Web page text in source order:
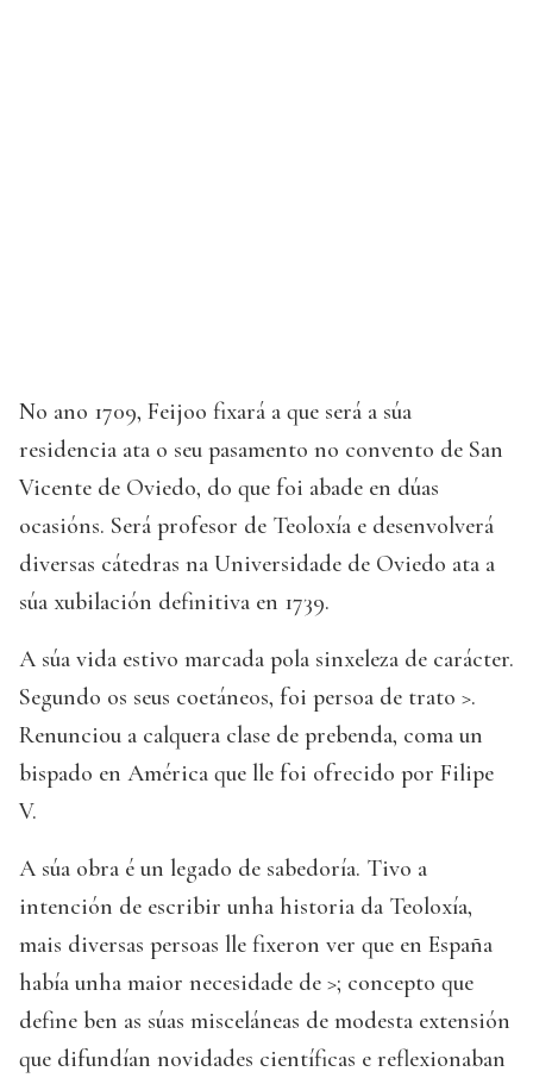
No ano 1709, Feijoo fixará a que será a súa
residencia ata o seu pasamento no convento de San
Vicente de Oviedo, do que foi abade en dúas
ocasións. Será profesor de Teoloxía e desenvolverá
diversas cátedras na Universidade de Oviedo ata a
súa xubilación definitiva en 1739.
A súa vida estivo marcada pola sinxeleza de carácter.
Segundo os seus coetáneos, foi persoa de trato >.
Renunciou a calquera clase de prebenda, coma un
bispado en América que lle foi ofrecido por Filipe
V.
A súa obra é un legado de sabedoría. Tivo a
intención de escribir unha historia da Teoloxía,
mais diversas persoas lle fixeron ver que en España
había unha maior necesidade de >; concepto que
define ben as súas misceláneas de modesta extensión
que difundían novidades científicas e reflexionaban